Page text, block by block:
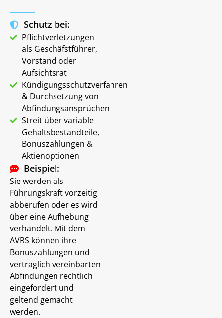
Schutz bei:
Pflichtverletzungen
als Geschäfstführer,
Vorstand oder
Aufsichtsrat
Kündigungsschutzverfahren
& Durchsetzung von
Abfindungsansprüchen
Streit über variable
Gehaltsbestandteile,
Bonuszahlungen &
Aktienoptionen
Beispiel:
Sie werden als
Führungskraft vorzeitig
abberufen oder es wird
über eine Aufhebung
verhandelt. Mit dem
AVRS können ihre
Bonuszahlungen und
vertraglich vereinbarten
Abfindungen rechtlich
eingefordert und
geltend gemacht
werden.